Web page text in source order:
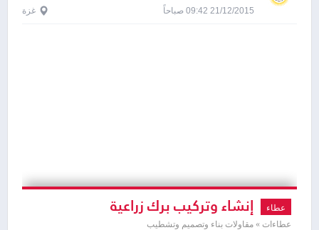
21/12/2015 09:42 صباحاً غزة
عطاء إنشاء وتركيب برك زراعية
عطاءات » مقاولات بناء وتصميم وتشطيب